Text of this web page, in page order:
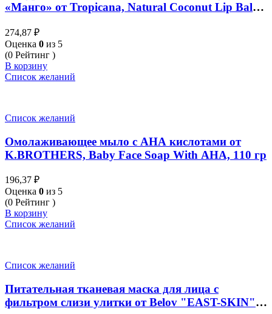
«Манго» от Tropicana, Natural Coconut Lip Balm
274,87 ₽
Оценка 0 из 5
(0 Рейтинг )
В корзину
Список желаний
Список желаний
Омолаживающее мыло с АНА кислотами от
K.BROTHERS, Baby Face Soap With AHA, 110 гр
196,37 ₽
Оценка 0 из 5
(0 Рейтинг )
В корзину
Список желаний
Список желаний
Питательная тканевая маска для лица с
фильтром слизи улитки от Belov "EAST-SKIN"